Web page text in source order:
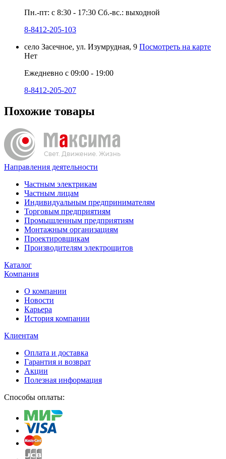
Пн.-пт: с 8:30 - 17:30 Сб.-вс.: выходной
8-8412-205-103
село Засечное, ул. Изумрудная, 9 Посмотреть на карте
Нет
Ежедневно с 09:00 - 19:00
8-8412-205-207
Похожие товары
Направления деятельности
Частным электрикам
Частным лицам
Индивидуальным предпринимателям
Торговым предприятиям
Промышленным предприятиям
Монтажным организациям
Проектировщикам
Производителям электрощитов
Каталог
Компания
О компании
Новости
Карьера
История компании
Клиентам
Оплата и доставка
Гарантия и возврат
Акции
Полезная информация
Способы оплаты: